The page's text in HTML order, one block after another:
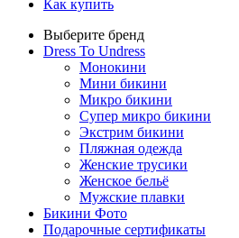
Как купить
Выберите бренд
Dress To Undress
Монокини
Мини бикини
Микро бикини
Супер микро бикини
Экстрим бикини
Пляжная одежда
Женские трусики
Женское бельё
Мужские плавки
Бикини Фото
Подарочные сертификаты